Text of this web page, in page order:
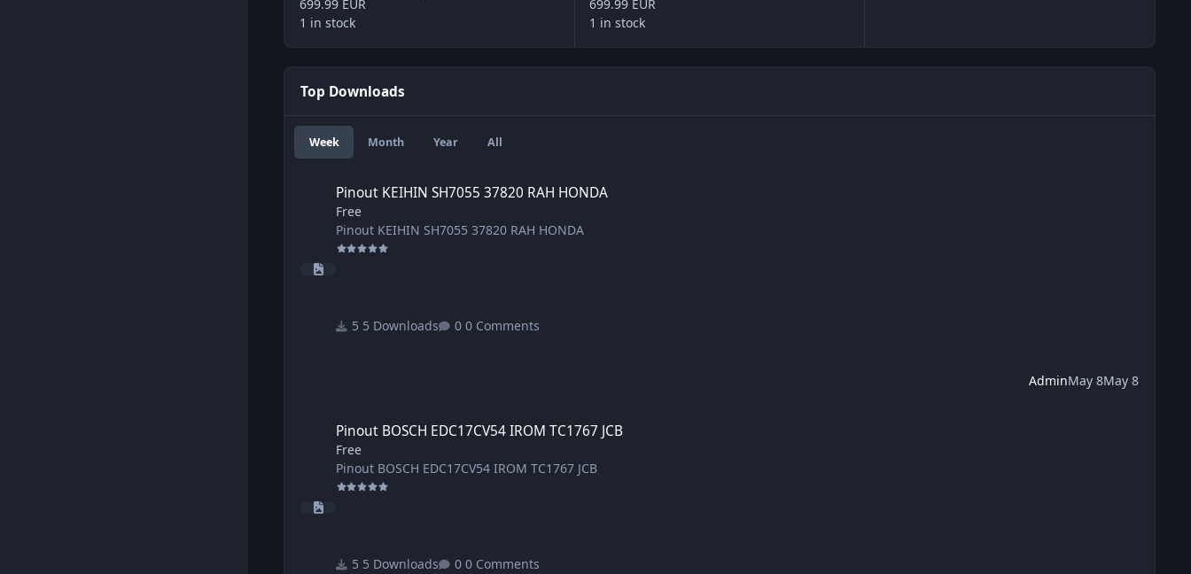
699.99 EUR
1 in stock
699.99 EUR
1 in stock
Top Downloads
Week Month Year All
Pinout KEIHIN SH7055 37820 RAH HONDA
Free
Pinout KEIHIN SH7055 37820 RAH HONDA
5 Downloads 0 Comments
AdminMay 8May 8
Pinout BOSCH EDC17CV54 IROM TC1767 JCB
Free
Pinout BOSCH EDC17CV54 IROM TC1767 JCB
5 Downloads 0 Comments